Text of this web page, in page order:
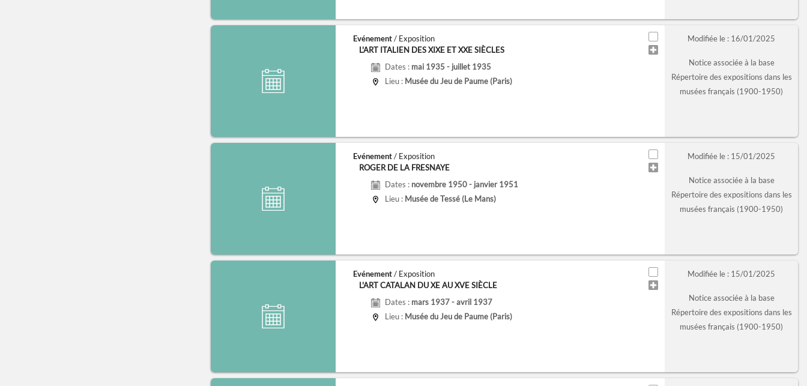
Evénement/ Exposition
L'ART ITALIEN DES XIXE ET XXE SIÈCLES
Dates : mai 1935 - juillet 1935
Lieu : Musée du Jeu de Paume (Paris)
Modifiée le : 16/01/2025
Notice associée à la base
Répertoire des expositions dans les
musées français (1900-1950)
Evénement/ Exposition
ROGER DE LA FRESNAYE
Dates : novembre 1950 - janvier 1951
Lieu : Musée de Tessé (Le Mans)
Modifiée le : 15/01/2025
Notice associée à la base
Répertoire des expositions dans les
musées français (1900-1950)
Evénement/ Exposition
L'ART CATALAN DU XE AU XVE SIÈCLE
Dates : mars 1937 - avril 1937
Lieu : Musée du Jeu de Paume (Paris)
Modifiée le : 15/01/2025
Notice associée à la base
Répertoire des expositions dans les
musées français (1900-1950)